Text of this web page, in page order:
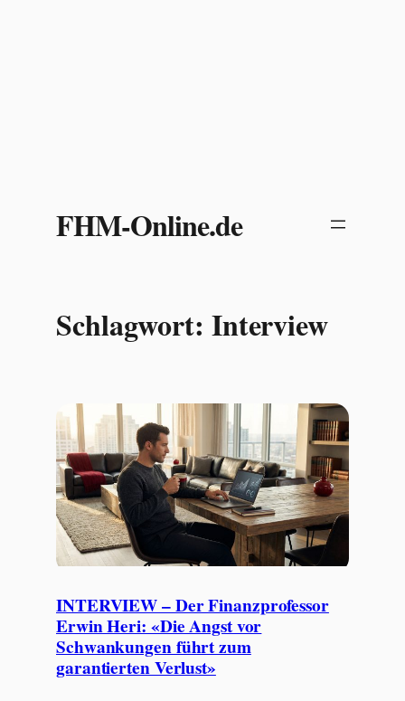
springenFHM-Online.de
Schlagwort: Interview
INTERVIEW – Der Finanzprofessor
Erwin Heri: «Die Angst vor
Schwankungen führt zum
garantierten Verlust»